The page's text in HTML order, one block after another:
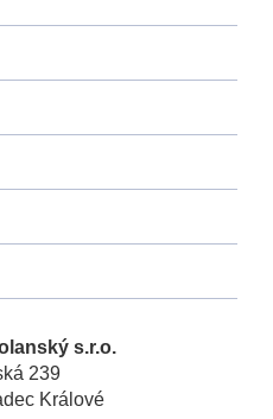
s.r.o.
239
Králové